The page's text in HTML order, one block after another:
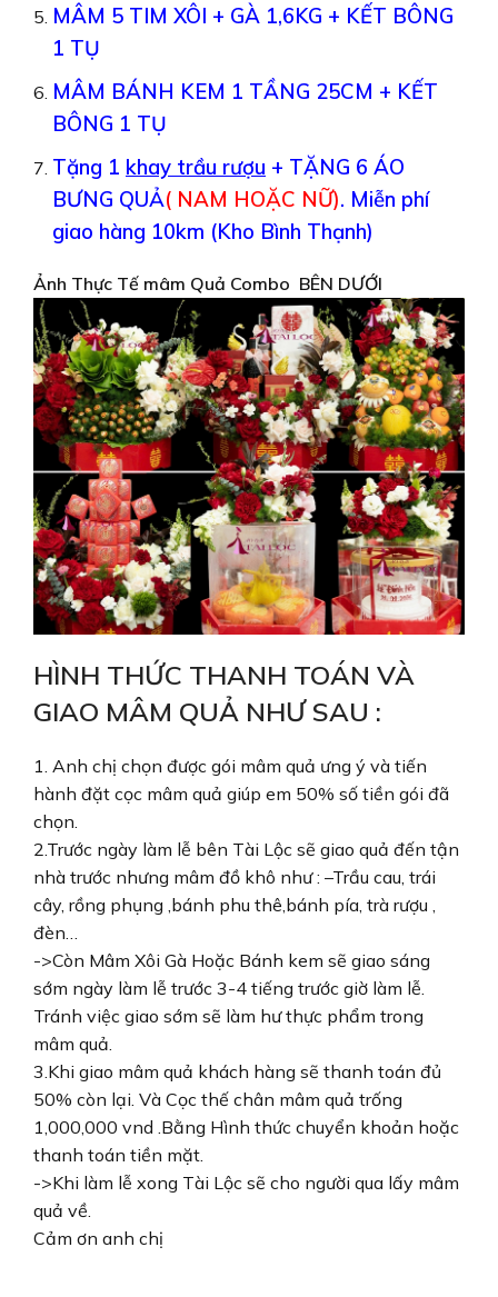
MÂM 5 TIM XÔI + GÀ 1,6KG + KẾT BÔNG
1 TỤ
MÂM BÁNH KEM 1 TẦNG 25CM + KẾT
BÔNG 1 TỤ
Tặng 1 khay trầu rượu + TẶNG 6 ÁO
BƯNG QUẢ( NAM HOẶC NỮ). Miễn phí
giao hàng 10km (Kho Bình Thạnh)
Ảnh Thực Tế mâm Quả Combo BÊN DƯỚI
HÌNH THỨC THANH TOÁN VÀ
GIAO MÂM QUẢ NHƯ SAU :
1. Anh chị chọn được gói mâm quả ưng ý và tiến
hành đặt cọc mâm quả giúp em 50% số tiền gói đã
chọn.
2.Trước ngày làm lễ bên Tài Lộc sẽ giao quả đến tận
nhà trước nhưng mâm đồ khô như : –Trầu cau, trái
cây, rồng phụng ,bánh phu thê,bánh pía, trà rượu ,
đèn…
->Còn Mâm Xôi Gà Hoặc Bánh kem sẽ giao sáng
sớm ngày làm lễ trước 3-4 tiếng trước giờ làm lễ.
Tránh việc giao sớm sẽ làm hư thực phẩm trong
mâm quả.
3.Khi giao mâm quả khách hàng sẽ thanh toán đủ
50% còn lại. Và Cọc thế chân mâm quả trống
1,000,000 vnd .Bằng Hình thức chuyển khoản hoặc
thanh toán tiền mặt.
->Khi làm lễ xong Tài Lộc sẽ cho người qua lấy mâm
quả về.
Cảm ơn anh chị